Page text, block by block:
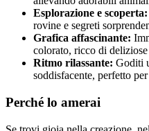
Esplorazione e scoperta:
rovine e segreti
Grafica affascinante:
colorato, ricco di
Ritmo rilassante: Goditi
soddisfacente, perfetto
Perché lo amerai